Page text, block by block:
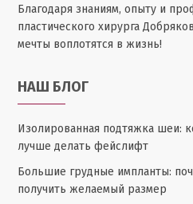
Благодаря знаниям, опыту и
пластического хирурга
мечты воплотятся в жизнь!
НАШ БЛОГ
Изолированная подтяжка шеи:
лучше делать фейслифт
Большие грудные импланты:
получить желаемый размер